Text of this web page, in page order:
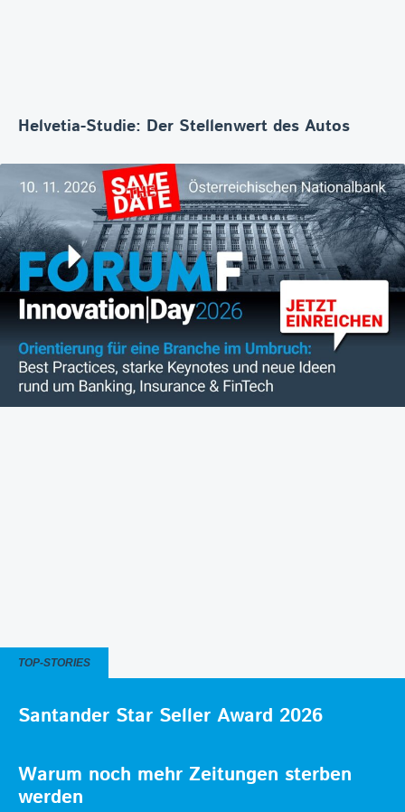
Helvetia-Studie: Der Stellenwert des Autos
TOP-STORIES
Santander Star Seller Award 2026
Warum noch mehr Zeitungen sterben
werden